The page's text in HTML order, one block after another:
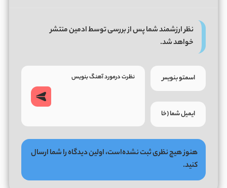
نظر ارزشمند شما پس از بررسی توسط ادمین منتشر
خواهد شد.
هنوز هیچ نظری ثبت نشده‌است، اولین دیدگاه را شما ارسال
کنید.